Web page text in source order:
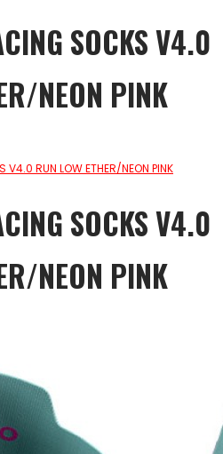
SOCKS V4.0
NEON PINK
V4.0 RUN LOW ETHER/NEON PINK
SOCKS V4.0
NEON PINK